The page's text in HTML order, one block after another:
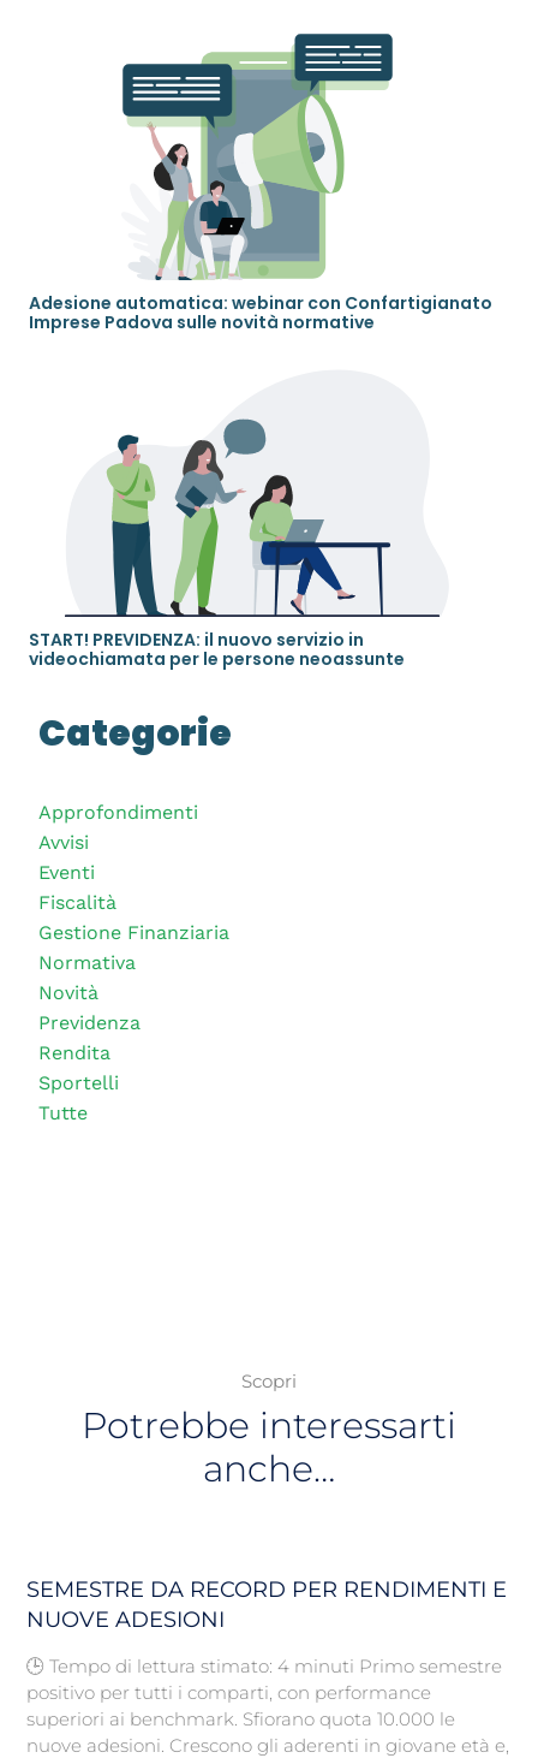
Adesione automatica: webinar con Confartigianato
Imprese Padova sulle novità normative
START! PREVIDENZA: il nuovo servizio in
videochiamata per le persone neoassunte
Categorie
Approfondimenti
Avvisi
Eventi
Fiscalità
Gestione Finanziaria
Normativa
Novità
Previdenza
Rendita
Sportelli
Tutte
Scopri
Potrebbe interessarti
anche…
SEMESTRE DA RECORD PER RENDIMENTI E
NUOVE ADESIONI
🕒 Tempo di lettura stimato: 4 minuti Primo semestre
positivo per tutti i comparti, con performance
superiori ai benchmark. Sfiorano quota 10.000 le
nuove adesioni. Crescono gli aderenti in giovane età e,